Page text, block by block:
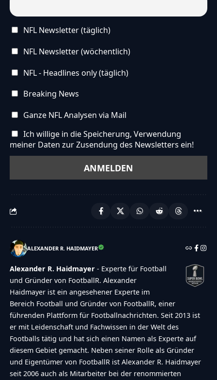
NFL Newsletter (täglich)
NFL Newsletter (wöchentlich)
NFL - Headlines only (täglich)
Breaking News
Ganze NFL Analysen via Mail
Ich willige in die Speicherung, Verwendung
meiner Daten zur Zusendung des Newsletters ein!
ALEXANDER R. HAIDMAYER
Alexander R. Haidmayer - Experte für Football
und Gründer von FootballR. Alexander
Haidmayer ist ein angesehener Experte im
Bereich Football und Gründer von FootballR, einer
führenden Plattform für Footballnachrichten. Seit 2013 ist
er mit Leidenschaft und Fachwissen in der Welt des
Footballs tätig und hat sich einen Namen als Experte auf
diesem Gebiet gemacht. Neben seiner Rolle als Gründer
und Eigentümer von FootballR ist Alexander R. Haidmayer
seit 2006 auch als Mitarbeiter bei der renommierten